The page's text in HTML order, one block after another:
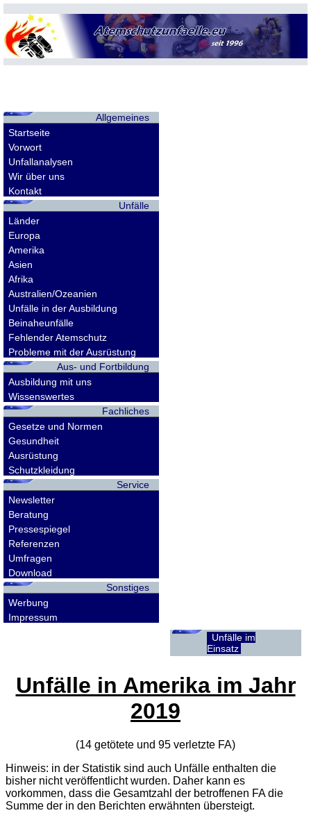
Allgemeines
Startseite
Vorwort
Unfallanalysen
Wir über uns
Kontakt
Unfälle
Länder
Europa
Amerika
Asien
Afrika
Australien/Ozeanien
Unfälle in der Ausbildung
Beinaheunfälle
Fehlender Atemschutz
Probleme mit der Ausrüstung
Aus- und Fortbildung
Ausbildung mit uns
Wissenswertes
Fachliches
Gesetze und Normen
Gesundheit
Ausrüstung
Schutzkleidung
Service
Newsletter
Beratung
Pressespiegel
Referenzen
Umfragen
Download
Sonstiges
Werbung
Impressum
Unfälle im
Einsatz
Unfälle in Amerika im Jahr
2019
(14 getötete und 95 verletzte FA)
Hinweis: in der Statistik sind auch Unfälle enthalten die
bisher nicht veröffentlicht wurden. Daher kann es
vorkommen, dass die Gesamtzahl der betroffenen FAdie
Summe der in den Berichten erwähnten übersteigt.